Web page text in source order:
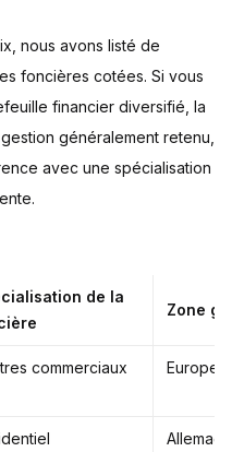
nous avons listé de
foncières cotées. Si vous
financier diversifié, la
généralement retenu,
avec une spécialisation
de la
Zone
commerciaux Europe,